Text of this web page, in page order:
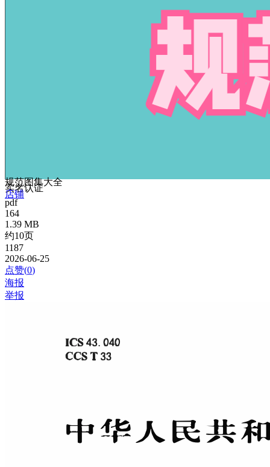
规范图集大全
实名认证
店铺
pdf
164
1.39 MB
约10页
1187
2026-06-25
点赞(0)
海报
举报